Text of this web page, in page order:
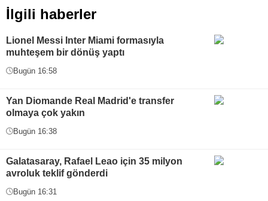
İlgili haberler
Lionel Messi Inter Miami formasıyla
muhteşem bir dönüş yaptı
Bugün 16:58
Yan Diomande Real Madrid'e transfer
olmaya çok yakın
Bugün 16:38
Galatasaray, Rafael Leao için 35 milyon
avroluk teklif gönderdi
Bugün 16:31